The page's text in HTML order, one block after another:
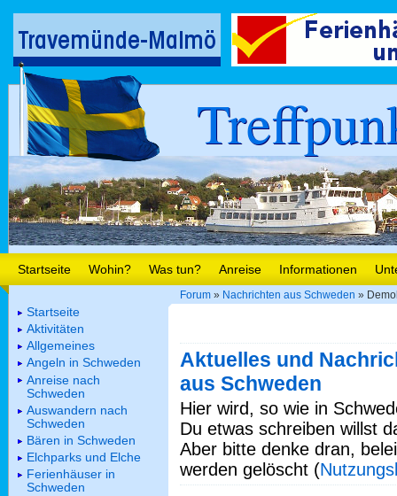
Startseite Wohin? Was tun? Anreise Informationen
Forum » Nachrichten aus Schweden »
Aktuelles und
aus Schweden
Hier wird, so wie in
Du etwas schreiben willst
Aber bitte denke dran,
werden gelöscht (
Startseite
Aktivitäten
Allgemeines
Angeln in Schweden
Anreise nach
Schweden
Auswandern nach
Schweden
Bären in Schweden
Elchparks und Elche
Ferienhäuser in
Schweden